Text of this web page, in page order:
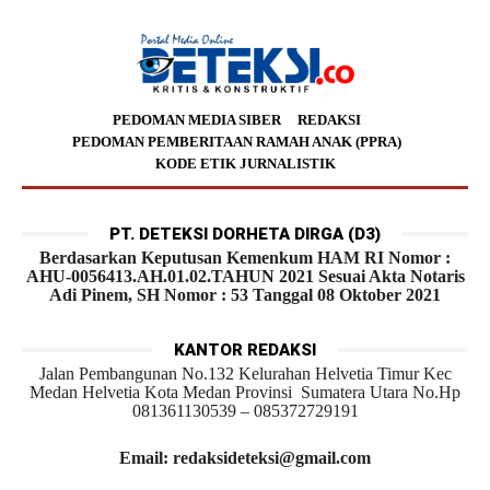
PEDOMAN MEDIA SIBER
REDAKSI
PEDOMAN PEMBERITAAN RAMAH ANAK (PPRA)
KODE ETIK JURNALISTIK
PT. DETEKSI DORHETA DIRGA (D3)
Berdasarkan Keputusan Kemenkum HAM RI Nomor :
AHU-0056413.AH.01.02.TAHUN 2021 Sesuai Akta Notaris
Adi Pinem, SH Nomor : 53 Tanggal 08 Oktober 2021
KANTOR REDAKSI
Jalan Pembangunan No.132 Kelurahan Helvetia Timur Kec
Medan Helvetia Kota Medan Provinsi Sumatera Utara No.Hp
081361130539 – 085372729191
Email: redaksideteksi@gmail.com